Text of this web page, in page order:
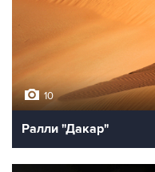
10
Ралли "Дакар"